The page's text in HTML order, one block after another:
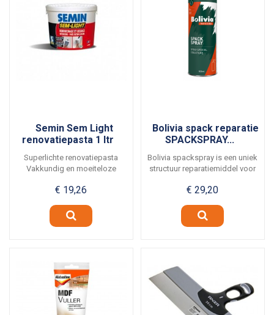
Semin Sem Light
renovatiepasta 1 ltr
Superlichte renovatiepasta
Vakkundig en moeiteloze
€ 19,26
Bolivia spack reparatie
SPACKSPRAY...
Bolivia spackspray is een uniek
structuur reparatiemiddel voor
€ 29,20